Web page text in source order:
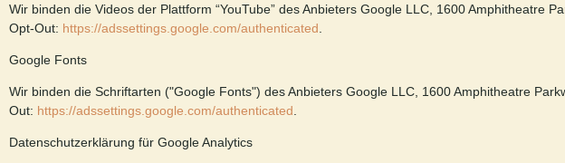
Wir binden die Videos der Plattform “YouTube” des Anbieters Google LLC, 1600 Amphitheatre
Opt-Out: https://adssettings.google.com/authenticated
Google Fonts
Wir binden die Schriftarten ("Google Fonts") des Anbieters Google LLC, 1600 Amphitheatre
Out: https://adssettings.google.com/authenticated
Datenschutzerklärung für Google Analytics